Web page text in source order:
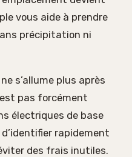
vous aide à prendre
précipitation ni
s’allume plus après
pas forcément
électriques de base
rapidement
des frais inutiles.